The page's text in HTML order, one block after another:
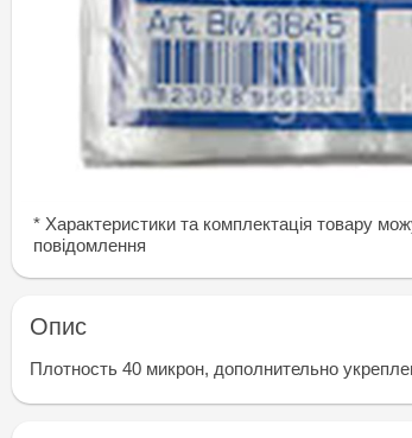
* Характеристики та комплектація товару
повідомлення
Опис
Плотность 40 микрон, дополнительно